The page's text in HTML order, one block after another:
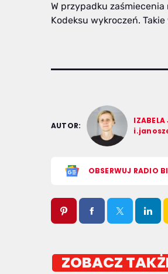
W przypadku
Kodeksu wykroczeń.
AUTOR:
IZABELA
OBSERWUJ RADIO
ZOBACZ